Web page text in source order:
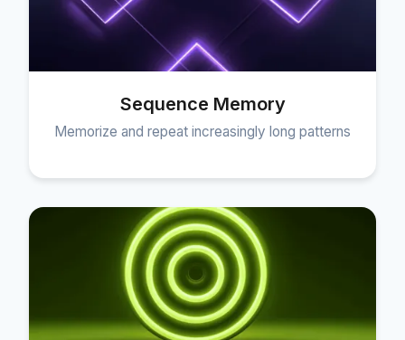
Sequence Memory
Memorize and repeat increasingly long patterns